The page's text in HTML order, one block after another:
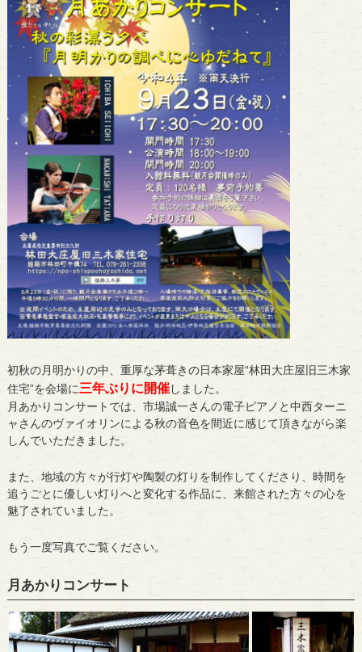
初秋の月明かりの中、重厚な茅葺きの日本家屋“林田大庄屋旧三木家
住宅”を会場に三年ぶりに開催しました。
月あかりコンサートでは、市場誠一さんの電子ピアノと中西ターニ
ャさんのヴァイオリンによる秋の音色を間近に感じて頂きながら楽
しんでいただきました。
また、地域の方々が行灯や陶製の灯りを制作してくださり、時間を
追うごとに優しい灯りへと変化する作品に、来館された方々の心を
魅了されていました。
もう一度写真でご覧ください。
月あかりコンサート